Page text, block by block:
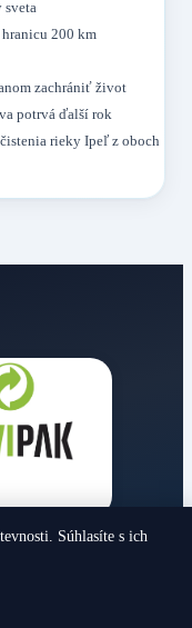
sveta
200 km
zachrániť život
potrvá ďalší rok
rieky Ipeľ z oboch
Súhlasíte s ich